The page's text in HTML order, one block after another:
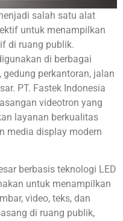
salah satu alat
untuk menampilkan
di ruang publik.
di berbagai
perkantoran, jalan
PT. Fastek Indonesia
videotron yang
layanan berkualitas
media display modern
berbasis teknologi LED
untuk menampilkan
video, teks, dan
di ruang publik,